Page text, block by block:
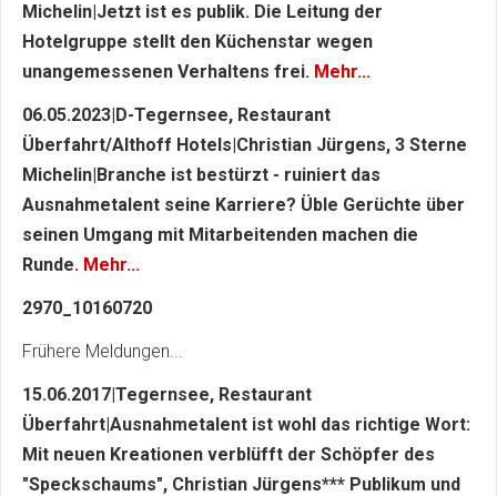
Michelin|Jetzt ist es publik. Die Leitung der
Hotelgruppe stellt den Küchenstar wegen
unangemessenen Verhaltens frei. Mehr...
06.05.2023|D-Tegernsee, Restaurant
Überfahrt/Althoff Hotels|Christian Jürgens, 3 Sterne
Michelin|Branche ist bestürzt - ruiniert das
Ausnahmetalent seine Karriere? Üble Gerüchte über
seinen Umgang mit Mitarbeitenden machen die
Runde. Mehr...
2970_10160720
Frühere Meldungen...
15.06.2017|Tegernsee, Restaurant
Überfahrt|Ausnahmetalent ist wohl das richtige Wort:
Mit neuen Kreationen verblüfft der Schöpfer des
"Speckschaums", Christian Jürgens*** Publikum und